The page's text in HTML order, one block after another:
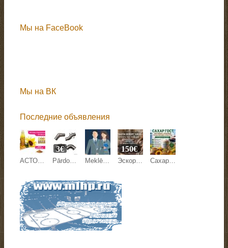
Мы на FaceBook
Мы на ВК
Последние объявления
АСТОН - Оптовые продажи подсолнечного масла от завода. Экспорт Pārdodam margu detaļas.
3€
Meklējam kandidātu Anglijas uzņēmuma pārstāvniecības direktora amatam Latvijā. Эскорт работа Киев, Кишинев, Варшава, Берлин, Париж.
150€
Сахар ГОСТ, зерновые, бобовые и масличные культуры оптом